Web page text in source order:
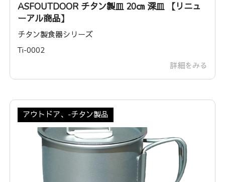
ASFOUTDOOR チタン製皿 20㎝ 深皿 【リニュ
ーアル商品】
チタン製食器シリーズ
Ti-0002
詳細をみる
アウトドア、-チタン製品